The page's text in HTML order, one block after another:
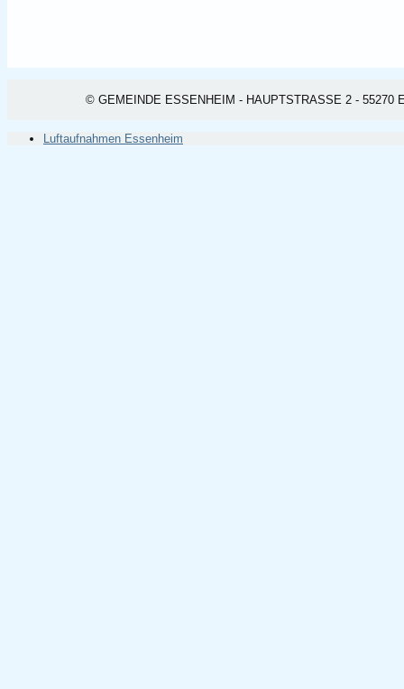
© GEMEINDE ESSENHEIM - HAUPTSTRASSE 2 - 55270
Luftaufnahmen Essenheim